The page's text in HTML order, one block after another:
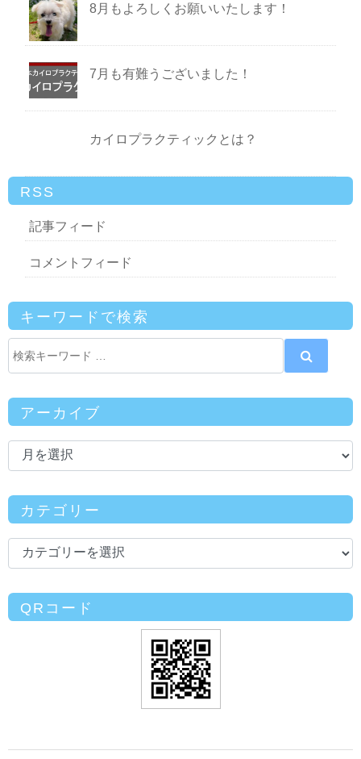
8月もよろしくお願いいたします！
7月も有難うございました！
カイロプラクティックとは？
RSS
記事フィード
コメントフィード
キーワードで検索
アーカイブ
カテゴリー
QRコード